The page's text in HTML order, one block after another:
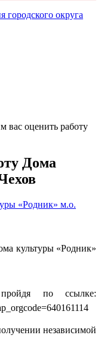
вас оценить работу
Дома
«Родник» м.о.
культуры «Родник»
по ссылке:
независимой